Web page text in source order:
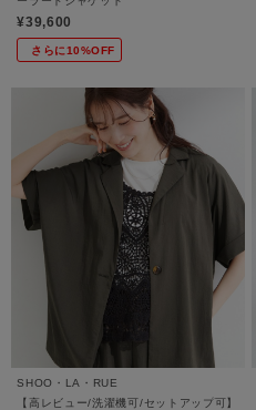
¥39,600
さらに10%OFF
SHOO・LA・RUE
【高レビュー/洗濯機可/セットアップ可】